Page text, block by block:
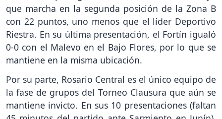
que marcha en la segunda posición de la Zona B
con 22 puntos, uno menos que el líder Deportivo
Riestra. En su última presentación, el Fortín igualó
0-0 con el Malevo en el Bajo Flores, por lo que se
mantiene en la misma ubicación.
Por su parte, Rosario Central es el único equipo de
la fase de grupos del Torneo Clausura que aún se
mantiene invicto. En sus 10 presentaciones (faltan